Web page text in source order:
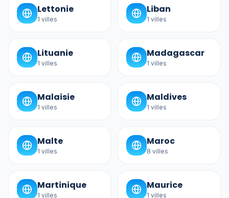
Lettonie
1 villes
Liban
1 villes
Lituanie
1 villes
Madagascar
1 villes
Malaisie
1 villes
Maldives
1 villes
Malte
1 villes
Maroc
8 villes
Martinique
1 villes
Maurice
1 villes